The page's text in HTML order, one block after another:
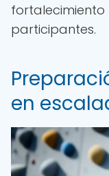
participantes.
en